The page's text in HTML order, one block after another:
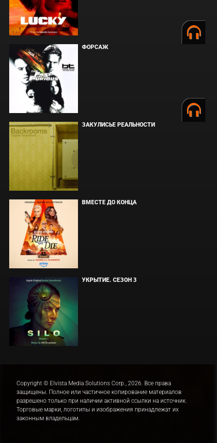
ФОРСАЖ
ЗАКУЛИСЬЕ РЕАЛЬНОСТИ
ВМЕСТЕ ДО КОНЦА
УКРЫТИЕ. СЕЗОН 3
Copyright © Elvista Media Solutions Corp., 2026. Все права
защищены. Полное или частичное копирование материалов
разрешено только при наличии активной ссылки на источник.
Торговые марки, логотипы и изображения принадлежат их
законным владельцам.